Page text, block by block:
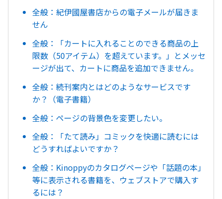
全般：紀伊國屋書店からの電子メールが届きま
せん
全般：「カートに入れることのできる商品の上
限数（50アイテム）を超えています。」とメッセ
ージが出て、カートに商品を追加できません。
全般：続刊案内とはどのようなサービスです
か？（電子書籍）
全般：ページの背景色を変更したい。
全般：「たて読み」コミックを快適に読むには
どうすればよいですか？
全般：Kinoppyのカタログページや「話題の本」
等に表示される書籍を、ウェブストアで購入す
るには？